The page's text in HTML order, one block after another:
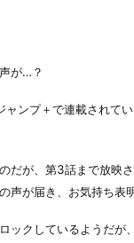
が…？
ンプ＋で連載されて
だが、第3話まで放映
が届き、お気持ち表
ックしているようだ